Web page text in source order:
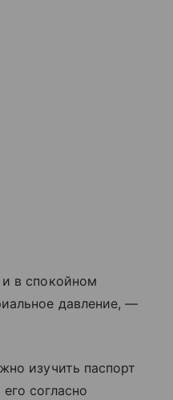
в спокойном
давление, —
изучить паспорт
согласно